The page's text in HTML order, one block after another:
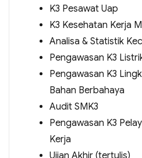
K3 Pesawat Uap
K3 Kesehatan Kerja
Analisa & Statistik
Pengawasan K3
Pengawasan K3
Bahan Berbahaya
Audit SMK3
Pengawasan K3
Kerja
Ujian Akhir (tertulis)